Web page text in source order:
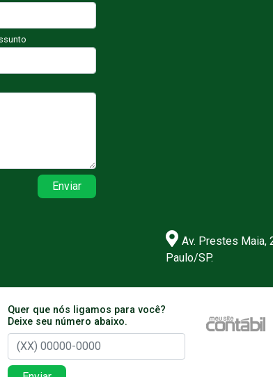
Enviar
Av. Prestes Maia,
Paulo/SP.
Quer que nós ligamos para você?
Deixe seu número abaixo.